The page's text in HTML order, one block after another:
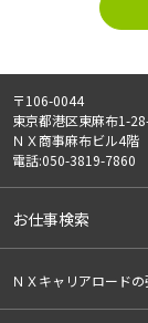
有料職業紹介事業
・請負事業
ご記入頂いた個
人様の同意なく
5)外部の委託：
ご記入頂いた
〒106-0044
東京都港区東麻布1-
ＮＸ商事麻布ビル4階
電話:050-3819-7860
お仕事検索
ＮＸキャリアロードの